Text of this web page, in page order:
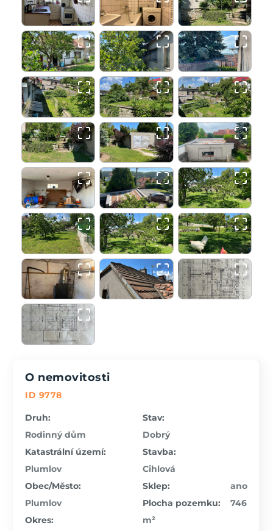
O nemovitosti
ID 9778
Druh:
Rodinný dům
Katastrální území:
Plumlov
Obec/Město:
Plumlov
Okres:
Stav:
Dobrý
Stavba:
Cihlová
Sklep:
ano
Plocha pozemku:
746
m²